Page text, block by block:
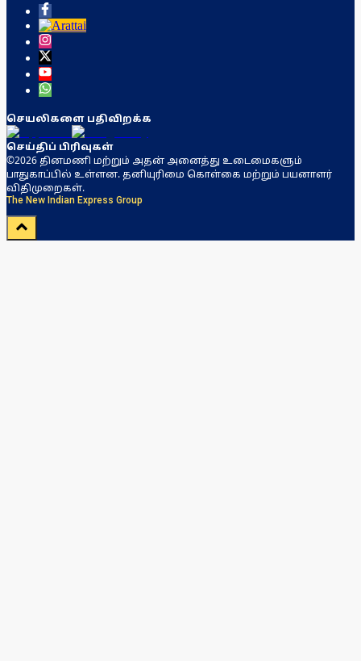
செயலிகளை பதிவிறக்க
செய்திப் பிரிவுகள்
©2026 தினமணி மற்றும் அதன் அனைத்து உடைமைகளும்
பாதுகாப்பில் உள்ளன. தனியுரிமை கொள்கை மற்றும் பயனாளர்
விதிமுறைகள்.
The New Indian Express Group